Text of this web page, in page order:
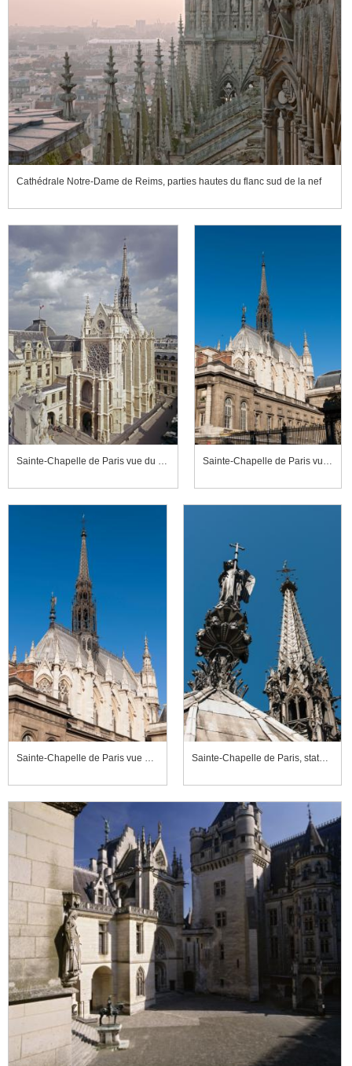
Cathédrale Notre-Dame de Reims, parties hautes du flanc sud de la nef
Sainte-Chapelle de Paris vue du sud-ouest Sainte-Chapelle de Paris vue depuis le boulevard du Palais
Sainte-Chapelle de Paris vue depuis le boulevard du Palais Sainte-Chapelle de Paris, statue de l'archange saint Michel et flèche